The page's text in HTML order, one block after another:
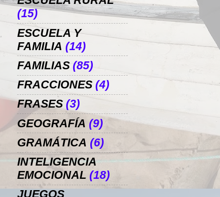
(15)
ESCUELA Y
FAMILIA (14)
FAMILIAS (85)
FRACCIONES (4)
FRASES (3)
GEOGRAFÍA (9)
GRAMÁTICA (6)
INTELIGENCIA
EMOCIONAL (18)
JUEGOS